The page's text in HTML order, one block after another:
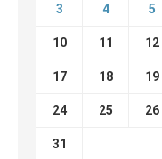
3 4 5
10 11 12
17 18 19
24 25 26
31